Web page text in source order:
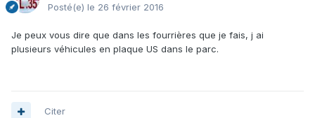
Posté(e) le 26 février 2016
Je peux vous dire que dans les fourrières que je fais, j ai
plusieurs véhicules en plaque US dans le parc.
Citer